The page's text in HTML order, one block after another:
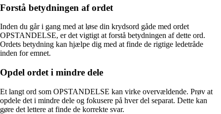
Forstå betydningen af ordet
Inden du går i gang med at løse din krydsord gåde med ordet
OPSTANDELSE, er det vigtigt at forstå betydningen af dette ord.
Ordets betydning kan hjælpe dig med at finde de rigtige ledetråde
inden for emnet.
Opdel ordet i mindre dele
Et langt ord som OPSTANDELSE kan virke overvældende. Prøv at
opdele det i mindre dele og fokusere på hver del separat. Dette kan
gøre det lettere at finde de korrekte svar.